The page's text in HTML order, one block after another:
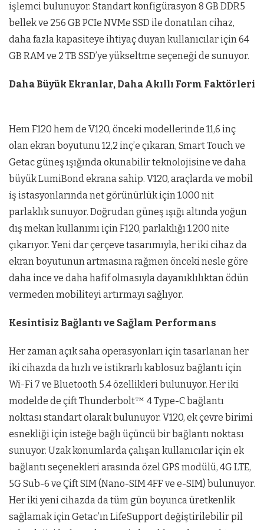
işlemci bulunuyor. Standart konfigürasyon 8 GB DDR5
bellek ve 256 GB PCIe NVMe SSD ile donatılan cihaz,
daha fazla kapasiteye ihtiyaç duyan kullanıcılar için 64
GB RAM ve 2 TB SSD’ye yükseltme seçeneği de sunuyor.
Daha Büyük Ekranlar, Daha Akıllı Form Faktörleri
Hem F120 hem de V120, önceki modellerinde 11,6 inç
olan ekran boyutunu 12,2 inç’e çıkaran, Smart Touch ve
Getac güneş ışığında okunabilir teknolojisine ve daha
büyük LumiBond ekrana sahip. V120, araçlarda ve mobil
iş istasyonlarında net görünürlük için 1.000 nit
parlaklık sunuyor. Doğrudan güneş ışığı altında yoğun
dış mekan kullanımı için F120, parlaklığı 1.200 nite
çıkarıyor. Yeni dar çerçeve tasarımıyla, her iki cihaz da
ekran boyutunun artmasına rağmen önceki nesle göre
daha ince ve daha hafif olmasıyla dayanıklılıktan ödün
vermeden mobiliteyi artırmayı sağlıyor.
Kesintisiz Bağlantı ve Sağlam Performans
Her zaman açık saha operasyonları için tasarlanan her
iki cihazda da hızlı ve istikrarlı kablosuz bağlantı için
Wi-Fi 7 ve Bluetooth 5.4 özellikleri bulunuyor. Her iki
modelde de çift Thunderbolt™ 4 Type-C bağlantı
noktası standart olarak bulunuyor. V120, ek çevre birimi
esnekliği için isteğe bağlı üçüncü bir bağlantı noktası
sunuyor. Uzak konumlarda çalışan kullanıcılar için ek
bağlantı seçenekleri arasında özel GPS modülü, 4G LTE,
5G Sub-6 ve Çift SIM (Nano-SIM 4FF ve e-SIM) bulunuyor.
Her iki yeni cihazda da tüm gün boyunca üretkenlik
sağlamak için Getac’ın LifeSupport değiştirilebilir pil